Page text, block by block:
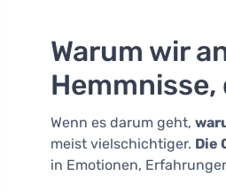
Warum wir
Wenn es darum geht,
meist vielschichtiger. Die
in Emotionen,